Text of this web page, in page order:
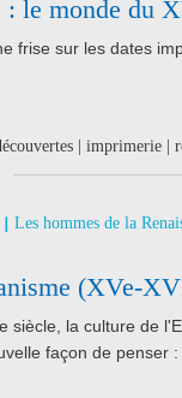
: le monde du
frise sur les dates
| imprimerie |
Les hommes de la
(XVe-
siècle, la culture de
façon de penser :